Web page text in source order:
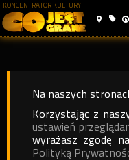
KONCENTRATOR KULTURY
Na naszych
Korzystając z
ustawień
wyrażasz zgodę
Polityką